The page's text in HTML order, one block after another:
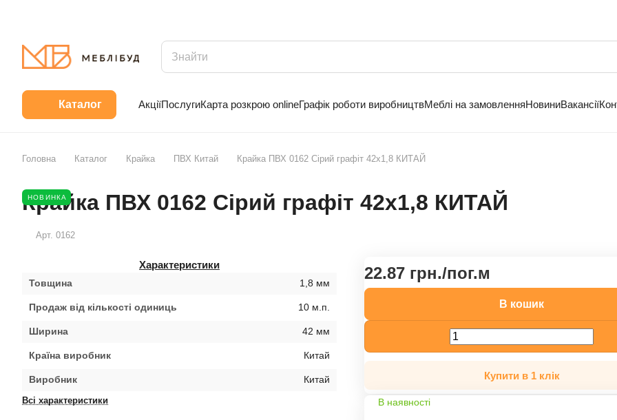
Каталог АкціїПослугиКарта розкрою onlineГрафік роботи виробництвМеблі на замовленняНовиниВакансії
Головна Каталог Крайка ПВХ Китай Крайка ПВХ 0162 Сірий графіт 42х1,8 КИТАЙ
НОВИНКА
Крайка ПВХ 0162 Сірий графіт 42х1,8 КИТАЙ
Арт. 0162
Характеристики
Товщина 1,8 мм
Продаж від кількості одиниць 10 м.п.
Ширина 42 мм
Країна виробник Китай
Виробник Китай
Всі характеристики
22.87 грн./пог.м
В кошик
Купити в 1 клік
В наявності